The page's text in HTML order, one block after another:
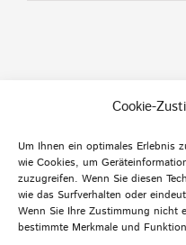
Cookie-
Um Ihnen ein optimales Erlebnis
wie Cookies, um
zuzugreifen. Wenn Sie diesen
wie das Surfverhalten oder
Wenn Sie Ihre Zustimmung nicht
bestimmte Merkmale und
Default Footer Text